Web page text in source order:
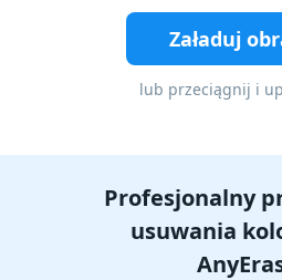
Załaduj
lub przeciągnij i
Profesjonalny
usuwania